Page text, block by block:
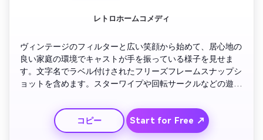
レトロホームコメディ
ヴィンテージのフィルターと広い笑顔から始めて、居心地の
良い家庭の環境でキャストが手を振っている様子を見せま
す。文字名でラベル付けされたフリーズフレームスナップシ
ョットを含めます。スターワイプや回転サークルなどの遊び
フォントで、柔らかいジャズの曲が入っています。グループ
ポーズで締めくくります。笑いが消え、ロゴが一瞬輝きま
コピー Start for Free ↗